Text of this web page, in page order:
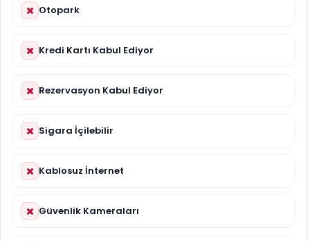
Otopark
Kredi Kartı Kabul Ediyor
Rezervasyon Kabul Ediyor
Sigara İçilebilir
Kablosuz İnternet
Güvenlik Kameraları